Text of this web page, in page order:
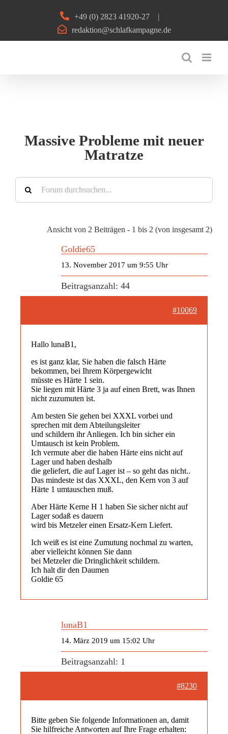
+49 (0) 2823 41920-27
|
redaktion@schlafkampagne.de
Massive Probleme mit neuer
Matratze
Ansicht von 2 Beiträgen - 1 bis 2 (von insgesamt 2)
Goldie65
13. November 2017 um 9:55 Uhr
Beitragsanzahl: 44
#10069
Hallo lunaB1,
es ist ganz klar, Sie haben die falsch Härte
bekommen, bei Ihrem Körpergewicht
müsste es Härte 1 sein.
Sie liegen mit Härte 3 ja auf einen Brett, was Ihnen
nicht zuzumuten ist.
Am besten Sie gehen bei XXXL vorbei und
sprechen mit dem Abteilungsleiter
und schildern ihr Anliegen. Ich bin sicher ein
Umtausch ist kein Problem.
Ich vermute aber die haben Härte eins nicht auf
Lager und haben deshalb
die geliefert, die auf Lager ist – so geht das nicht..
Das mindeste ist das XXXL, den Kern von 3 auf
Härte 1 umtauschen muß.
Aber Härte Kerne H 1 haben Sie sicher nicht auf
Lager sodaß es dauern
wird bis Metzeler einen Ersatz-Kern Liefert.
Ich weiß es ist eine Zumutung nochmal zu warten,
aber vielleicht können Sie dann
bei Metzeler die Dringlichkeit schildern.
Ich halt dir den Daumen
Goldie 65
lunaB1
14. März 2019 um 15:02 Uhr
Beitragsanzahl: 1
#8230
Bitte geben Sie folgende Informationen an, damit
Sie hilfreiche Antworten auf Ihre Frage erhalten: